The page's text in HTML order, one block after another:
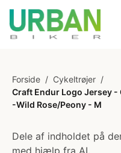
Forside / Cykeltrøjer /
Craft Endur Logo Jersey
-Wild Rose/Peony - M
Dele af indholdet på
med hjælp fra AI.